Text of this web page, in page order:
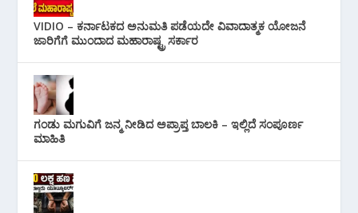
VIDIO – ಕರ್ನಾಟಕದ ಅನುಮತಿ ಪಡೆಯದೇ ವಿವಾದಾತ್ಮಕ ಯೋಜನೆ
ಜಾರಿಗೆಗೆ ಮುಂದಾದ ಮಹಾರಾಷ್ಟ್ರ ಸರ್ಕಾರ
ಗಂಡು ಮಗುವಿಗೆ ಜನ್ಮ ನೀಡಿದ ಅಪ್ರಾಪ್ತ ಬಾಲಕಿ – ಇಲ್ಲಿದೆ ಸಂಪೂರ್ಣ
ಮಾಹಿತಿ